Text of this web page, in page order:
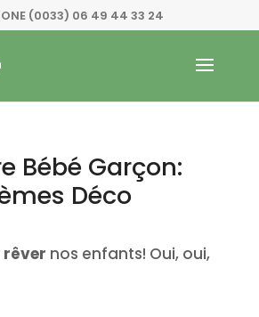
(0033) 06 49 44 33 24
Bébé Garçon:
Déco
rêver nos enfants! Oui, oui,